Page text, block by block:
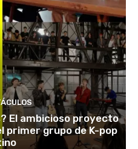
El ambicioso proyecto
primer grupo de K-pop